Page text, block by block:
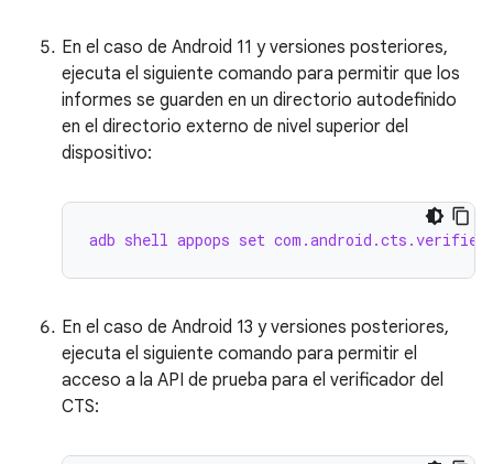
En el caso de Android 11 y versiones posteriores,
ejecuta el siguiente comando para permitir que los
informes se guarden en un directorio autodefinido
en el directorio externo de nivel superior del
dispositivo:
adb shell appops set com.android.cts.verifier
En el caso de Android 13 y versiones posteriores,
ejecuta el siguiente comando para permitir el
acceso a la API de prueba para el verificador del
CTS: